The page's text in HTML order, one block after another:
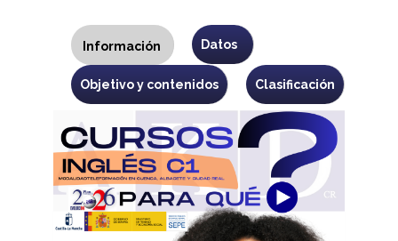
Programa
Información (solapa
activa)
Datos
Objetivo y contenidos Clasificación